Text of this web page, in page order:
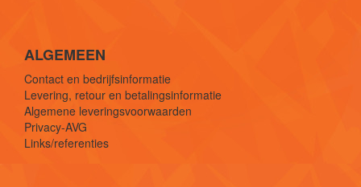
ALGEMEEN
Contact en bedrijfsinformatie
Levering, retour en betalingsinformatie
Algemene leveringsvoorwaarden
Privacy-AVG
Links/referenties